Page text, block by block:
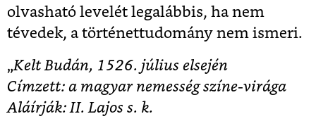
olvasható levelét legalábbis, ha nem
tévedek, a történettudomány nem ismeri.
„Kelt Budán, 1526. július elsején
Címzett: a magyar nemesség színe-virága
Aláírják: II. Lajos s. k.